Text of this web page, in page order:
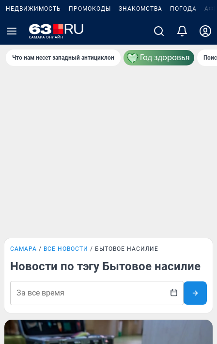
НЕДВИЖИМОСТЬ ПРОМОКОДЫ ЗНАКОМСТВА ПОГОДА
Что нам несет западный антициклон
САМАРА ВСЕ НОВОСТИ БЫТОВОЕ НАСИЛИЕ
Новости по тэгу Бытовое насилие